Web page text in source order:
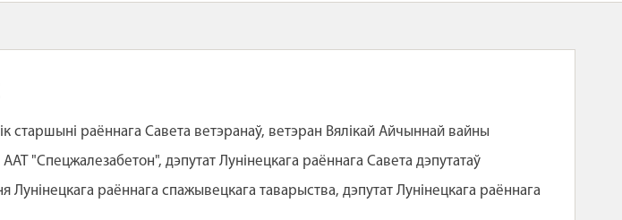
старшыні раённага Савета ветэранаў, ветэран Вялікай Айчыннай вайны
"Спецжалезабетон", дэпутат Лунінецкага раённага Савета дэпутатаў
раённага спажывецкага таварыства, дэпутат Лунінецкага раённага